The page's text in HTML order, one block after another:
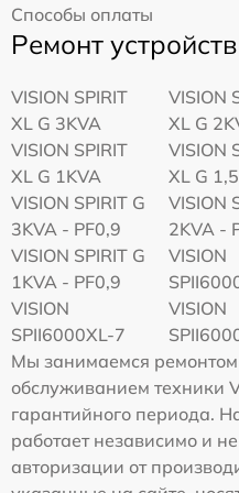
Способы оплаты
Ремонт устройств
VISION SPIRIT
XL G 3KVA
VISION
XL G
VISION SPIRIT
XL G 1KVA
VISION
XL G
VISION SPIRIT G
3KVA - PF0,9
VISION
2KVA -
VISION SPIRIT G
1KVA - PF0,9
VISION
VISION
SPII6000XL-7
VISION
Мы занимаемся ремонтом
обслуживанием техники
гарантийного периода.
работает независимо и
авторизации от